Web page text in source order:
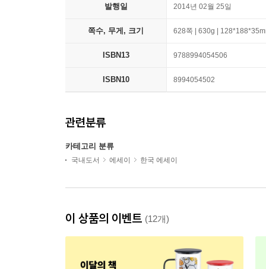
발행일 2014년 02월 25일
쪽수, 무게, 크기 628쪽 | 630g |
ISBN13 9788994054506
ISBN10 8994054502
관련분류
카테고리 분류
국내도서 에세이 한국 에세이
이 상품의 이벤트 (12개)